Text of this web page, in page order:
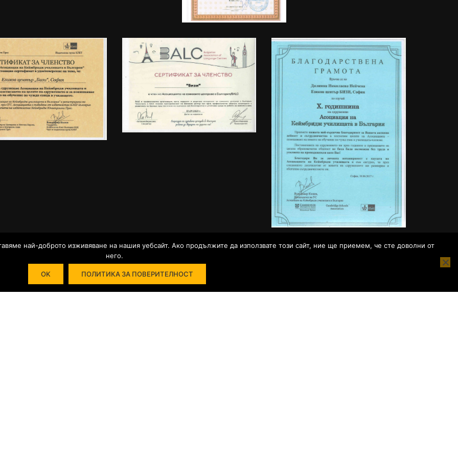
ПРЕПОДАВАТЕЛ!
най-доброто изживяване на нашия уебсайт. Ако продължите да използвате този сайт, ние ще приемем, че сте доволни от
него.
OK ПОЛИТИКА ЗА ПОВЕРИТЕЛНОСТ